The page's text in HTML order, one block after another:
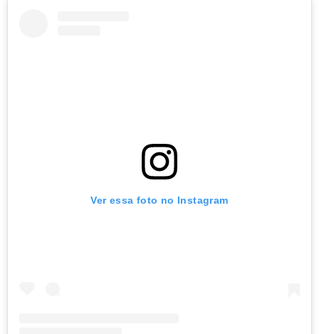
Ver essa foto no Instagram